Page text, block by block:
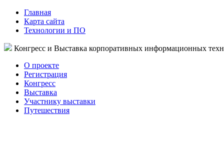
Главная
Карта сайта
Технологии и ПО
Конгресс и Выставка корпоративных информационных
О проекте
Регистрация
Конгресс
Выставка
Участнику выставки
Путешествия